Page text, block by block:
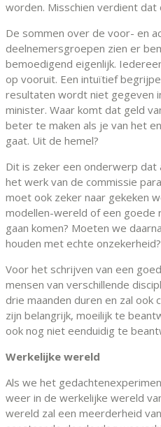
worden. Misschien verdient dat
De sommen over de voor- en
deelnemersgroepen zien er
bemoedigend eigenlijk.
op vooruit. Een intuïtief
resultaten wordt niet gegeven
minister. Waar komt dat geld
beter te maken als je van het
gaat. Uit de hemel?
Dit is zeker een onderwerp dat
het werk van de commissie
moet ook zeker naar gekeken
modellen-wereld of een goede
gaan komen? Moeten we
houden met echte onzekerheid?
Voor het schrijven van een
mensen van verschillende
drie maanden duren en zal ook
zijn belangrijk, moeilijk te
ook nog niet eenduidig te
Werkelijke wereld
Als we het
weer in de werkelijke wereld
wereld zal een meerderheid